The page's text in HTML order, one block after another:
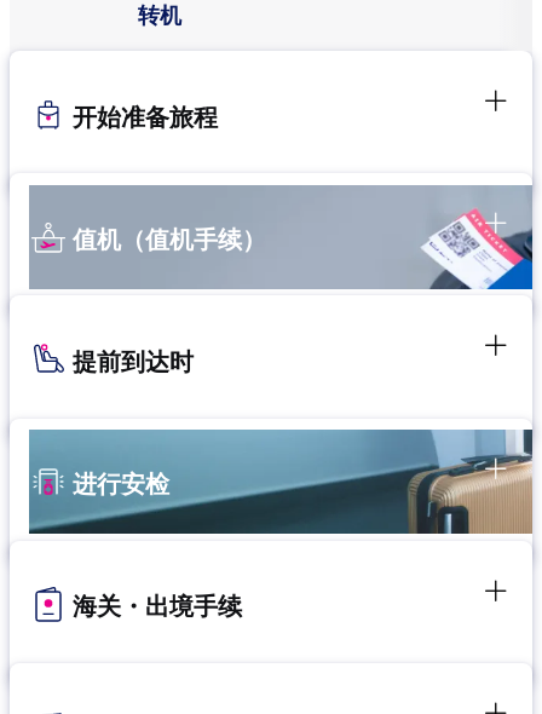
转机
开始准备旅程
值机（值机手续）
提前到达时
进行安检
海关・出境手续